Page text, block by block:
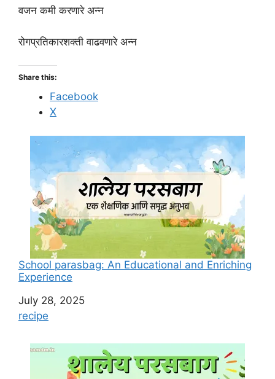
वजन कमी करणारे अन्न
रोगप्रतिकारशक्ती वाढवणारे अन्न
Share this:
Facebook
X
School parasbag: An Educational and Enriching
Experience
Date
July 28, 2025
In relation to
recipe